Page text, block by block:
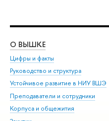
О ВЫШКЕ
Цифры и факты
Руководство и структура
Устойчивое развитие в НИУ ВШЭ
Преподаватели и сотрудники
Корпуса и общежития